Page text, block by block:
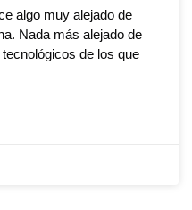
algo muy alejado de
Nada más alejado de
de los que